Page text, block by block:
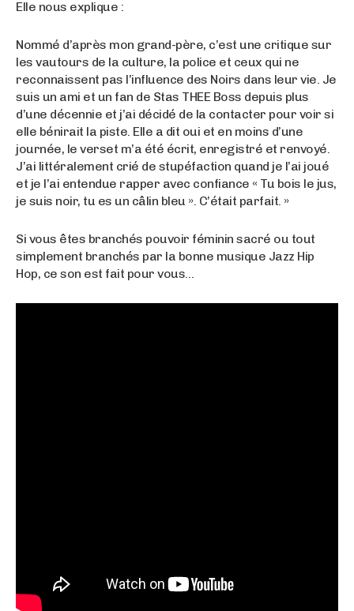
Elle nous explique :
Nommé d’après mon grand-père, c’est une critique sur
les vautours de la culture, la police et ceux qui ne
reconnaissent pas l’influence des Noirs dans leur vie. Je
suis un ami et un fan de Stas THEE Boss depuis plus
d’une décennie et j’ai décidé de la contacter pour voir si
elle bénirait la piste. Elle a dit oui et en moins d’une
journée, le verset m’a été écrit, enregistré et renvoyé.
J’ai littéralement crié de stupéfaction quand je l’ai joué
et je l’ai entendue rapper avec confiance « Tu bois le jus,
je suis noir, tu es un câlin bleu ». C’était parfait. »
Si vous êtes branchés pouvoir féminin sacré ou tout
simplement branchés par la bonne musique Jazz Hip
Hop, ce son est fait pour vous…